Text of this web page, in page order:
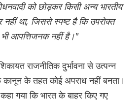
को छोड़कर किसी अन्य भारतीय
नहीं था, जिससे स्पष्ट है कि उपरोक्त
आपत्तिजनक नहीं है।"
राजनीतिक दुर्भावना से उत्पन्न
के तहत कोई अपराध नहीं बनता।
गया कि भारत के बाहर किए गए